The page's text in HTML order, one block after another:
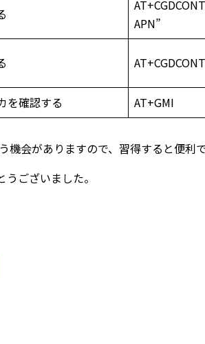
APN”
を確認する AT+GMI
機会がありますので、習得すると便利で
ございました。